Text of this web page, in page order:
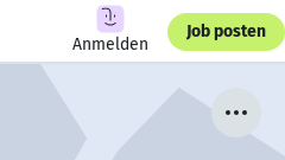
Anmelden
Job posten